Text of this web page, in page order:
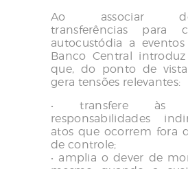
Ao associar
transferências para
autocustódia a
Banco Central
que, do ponto de vista
gera tensões relevantes:
• transfere às
responsabilidades
atos que ocorrem fora
de controle;
• amplia o dever de